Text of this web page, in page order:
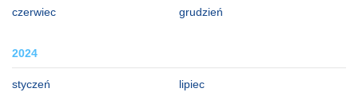
czerwiec grudzień
2024
styczeń lipiec